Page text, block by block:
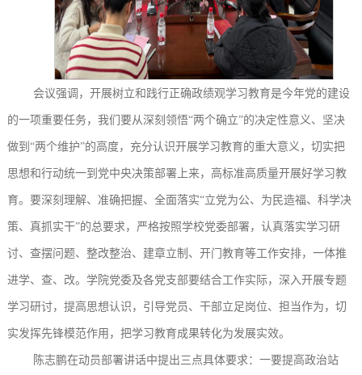
会议强调，开展树立和践行正确政绩观学习教育是今年党的建设
的一项重要任务，我们要从深刻领悟“两个确立”的决定性意义、坚决
做到“两个维护”的高度，充分认识开展学习教育的重大意义，切实把
思想和行动统一到党中央决策部署上来，高标准高质量开展好学习教
育。 要深刻 理解、准确把握、全面落实“立党为公、为民造福、科学决
策、真抓实干”的总要求，严格按照学校党委部署， 认真落实学习研
讨、查摆问题、整改整治、建章立制、开门教育等工作安排， 一体推
进学、查、改。学院党委及各党支部要结合工作实际，深入开展专题
学习研讨，提高思想认识，引导党员 、 干部立足岗位、担当作为，切
实发挥先锋模范作用 ， 把学习教育成果转化为发展实效。
陈志鹏在动员部署讲话中提出三点具体要求： 一要提高政治站